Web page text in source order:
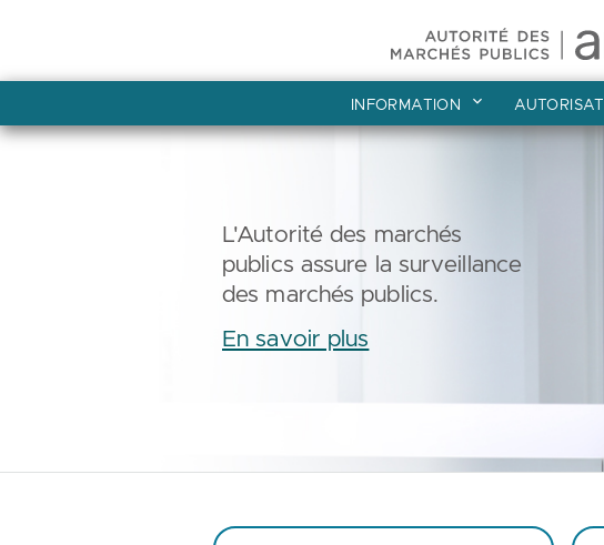
INFORMATION
L'Autorité des marchés
publics assure la surveillance
des marchés publics.
En savoir plus